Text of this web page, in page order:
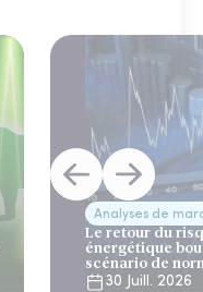
Analyses de
Le retour du
énergétique
scénario de
30 Juill. 2026